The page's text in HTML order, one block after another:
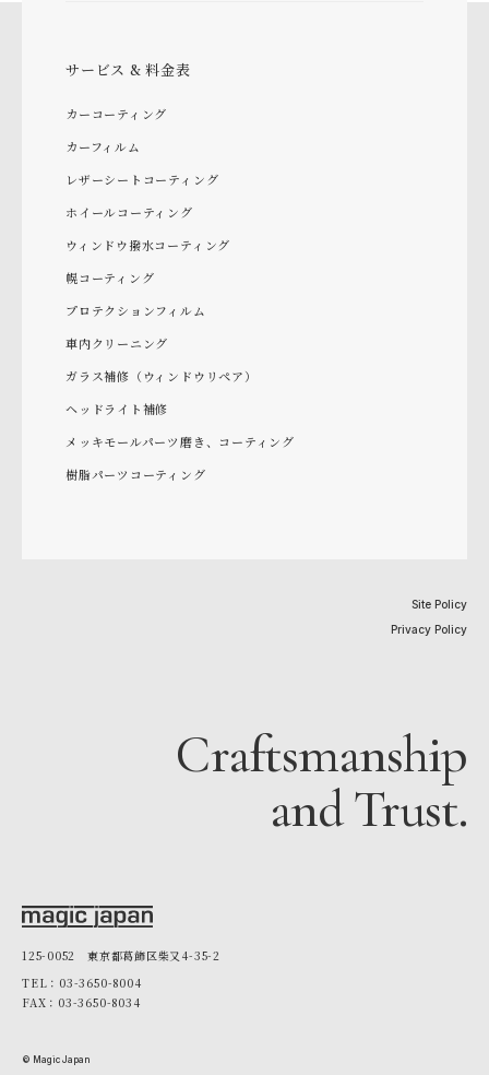
サービス & 料金表
カーコーティング
カーフィルム
レザーシートコーティング
ホイールコーティング
ウィンドウ撥水コーティング
幌コーティング
プロテクションフィルム
車内クリーニング
ガラス補修（ウィンドウリペア）
ヘッドライト補修
メッキモールパーツ磨き、コーティング
樹脂パーツコーティング
Site Policy
Privacy Policy
Craftsmanship
and Trust.
125-0052 東京都葛飾区柴又4-35-2
TEL：03-3650-8004
FAX：03-3650-8034
© Magic Japan